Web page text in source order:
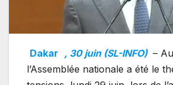
Dakar , 30 juin (SL-INFO) –
l’Assemblée nationale a été le